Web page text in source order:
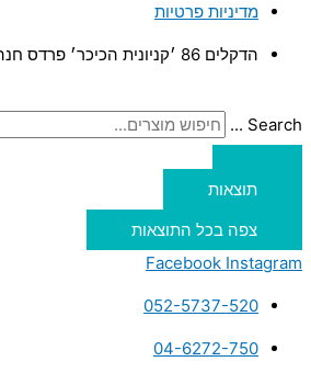
מדיניות פרטיות
הדקלים 86 ׳קניונית הכיכר׳ פרדס חנה
Search ...
תוצאות
צפה בכל התוצאות
Facebook Instagram
052-5737-520
04-6272-750